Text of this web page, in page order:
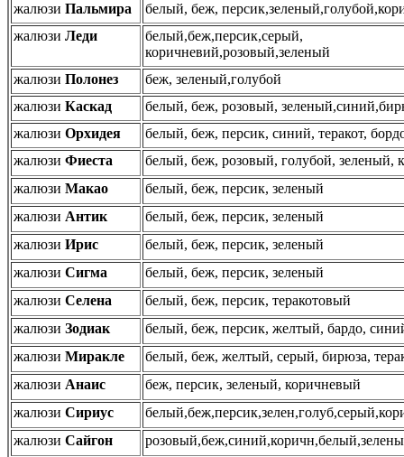
жалюзи Пальмира
белый, беж,
жалюзи Леди
белый,беж,персик,серый,
коричневий,розовый,зеленый
жалюзи Полонез
беж, зеленый,голубой
жалюзи Каскад
белый, беж, розовый,
жалюзи Орхидея
белый, беж, персик, синий, теракот,
жалюзи Фиеста
белый, беж, розовый, голубой, зеленый,
жалюзи Макао
белый, беж, персик, зеленый
жалюзи Антик
белый, беж, персик, зеленый
жалюзи Ирис
белый, беж, персик, зеленый
жалюзи Сигма
белый, беж, персик, зеленый
жалюзи Селена
белый, беж, персик, теракотовый
жалюзи Зодиак
белый, беж, персик, желтый, бардо,
жалюзи Миракле
белый, беж, желтый, серый, бирюза,
жалюзи Анаис
беж, персик, зеленый, коричневый
жалюзи Сириус
жалюзи Сайгон